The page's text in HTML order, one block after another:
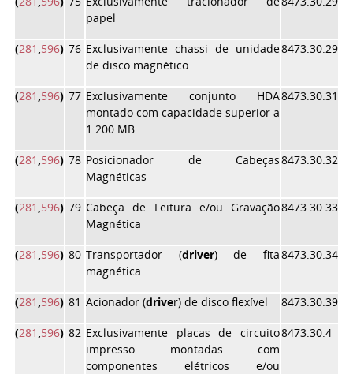
papel
(281 ,596) 76 Exclusivamente chassi de unidade
de disco magnético
8473.30.29
(281 ,596) 77 Exclusivamente conjunto HDA
montado com capacidade superior a
1.200 MB
8473.30.31
(281 ,596) 78 Posicionador de Cabeças
Magnéticas
8473.30.32
(281 ,596) 79 Cabeça de Leitura e/ou Gravação
Magnética
8473.30.33
(281 ,596) 80 Transportador (driver) de fita
magnética
8473.30.34
(281 ,596) 81 Acionador (driver) de disco flexível 8473.30.39
(281 ,596) 82 Exclusivamente placas de circuito
impresso montadas com
componentes elétricos e/ou
8473.30.4